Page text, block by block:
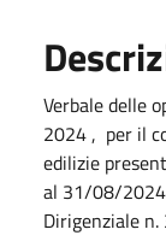
Verbale delle
2024 , per il
edilizie
al 31/08/2024
Dirigenziale